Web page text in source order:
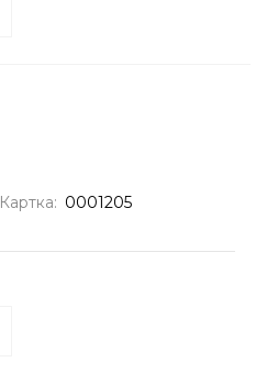
Картка: 0001205